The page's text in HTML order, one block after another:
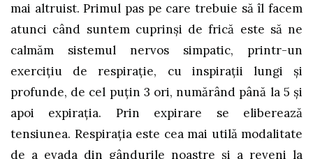
mai altruist. Primul pas pe care trebuie să îl facem
atunci când suntem cuprinși de frică este să ne
calmăm sistemul nervos simpatic, printr-un
exercițiu de respirație, cu inspirații lungi și
profunde, de cel puțin 3 ori, numărând până la 5 și
apoi expirația. Prin expirare se eliberează
tensiunea. Respirația este cea mai utilă modalitate
de a evada din gândurile noastre și a reveni la